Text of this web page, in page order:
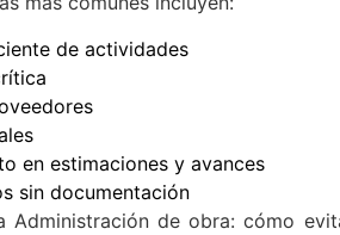
de actividades
en estimaciones y avances
sin documentación
Administración de obra: cómo